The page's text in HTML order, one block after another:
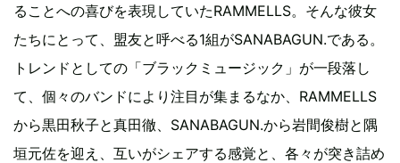
ることへの喜びを表現していたRAMMELLS。そんな彼女
たちにとって、盟友と呼べる1組がSANABAGUN.である。
トレンドとしての「ブラックミュージック」が一段落し
て、個々のバンドにより注目が集まるなか、RAMMELLS
から黒田秋子と真田徹、SANABAGUN.から岩間俊樹と隅
垣元佐を迎え、互いがシェアする感覚と、各々が突き詰め